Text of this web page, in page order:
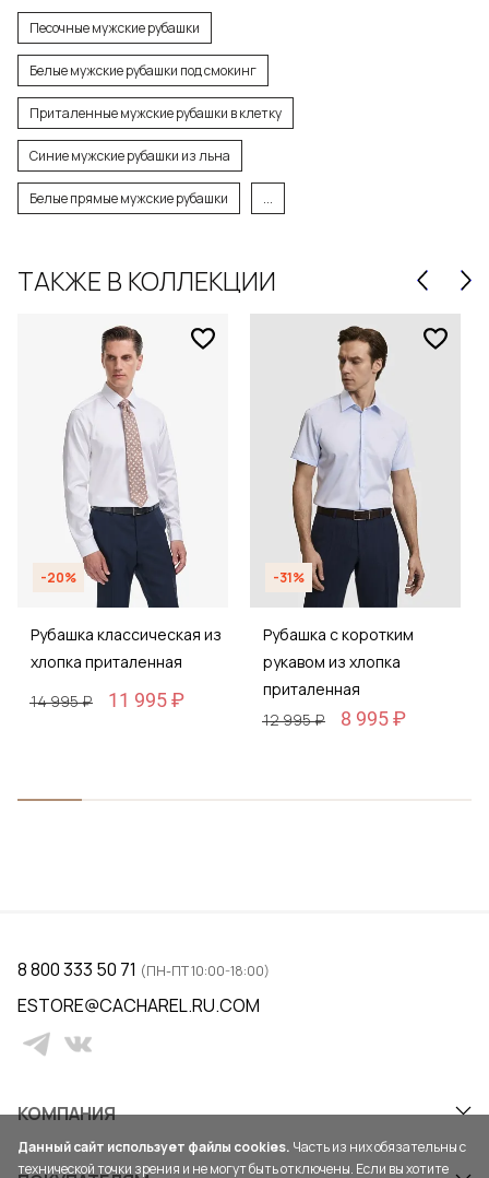
Песочные мужские рубашки
Белые мужские рубашки под смокинг
Приталенные мужские рубашки в клетку
Синие мужские рубашки из льна
Белые прямые мужские рубашки ...
ТАКЖЕ В КОЛЛЕКЦИИ
-20%
Рубашка классическая из
хлопка приталенная
14 995 ₽
11 995 ₽
-31%
Рубашка с коротким
рукавом из хлопка
приталенная
12 995 ₽
8 995 ₽
КОМПАНИЯ
8 800 333 50 71 (ПН-ПТ 10:00-18:00)
ESTORE@CACHAREL.RU.COM
Данный сайт использует файлы cookies. Часть из них обязательны с
технической точки зрения и не могут быть отключены. Если вы хотите